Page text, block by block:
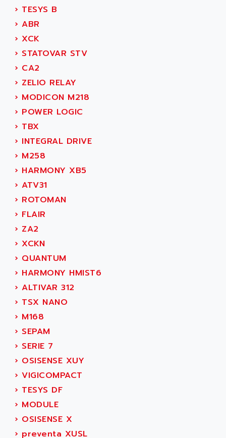
SIMOREG
PREMIUM
TWIDO
NANO
PCMCIA CARD
SIMATIC S7-300
TDM
DIAX 2
TVM
KDV
KVR
SERVO DRIVE
AC MAINSPINDLE
KDA
KDS
TDA
BUM
BUS
DIAX 04
DIAX 4
cms3
CMS
PARVEX
AMS
R6TXB
ACT KERN
ACTIOMTECH
ACTION PAK
ACTIVE HUB
ACTIVIB
ACTRONIC
ACU-TIME
ACX ADAP TORR
ADA
ADAC
ADAFRUIT
ADAM
ADAMEL
ADANI PSC
ADAPTATER
ADAPTATIVE
ADAPTEC
ADAPTORR
ADAS
ADC AUTOMATICA
ADDA
ADDER
ADDI DATA
ADEL SYSTEM
ADEPT
› TESYS B
› ABR
› XCK
› STATOVAR STV
› CA2
› ZELIO RELAY
› MODICON M218
› POWER LOGIC
› TBX
› INTEGRAL DRIVE
› M258
› HARMONY XB5
› ATV31
› ROTOMAN
› FLAIR
› ZA2
› XCKN
› QUANTUM
› HARMONY HMIST6
› ALTIVAR 312
› TSX NANO
› M168
› SEPAM
› SERIE 7
› OSISENSE XUY
› VIGICOMPACT
› TESYS DF
› MODULE
› OSISENSE X
› preventa XUSL